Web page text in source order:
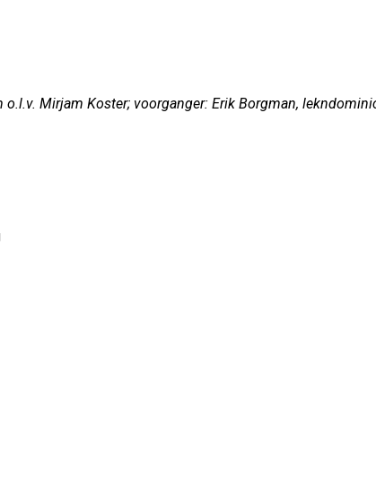
Mirjam Koster; voorganger: Erik Borgman,